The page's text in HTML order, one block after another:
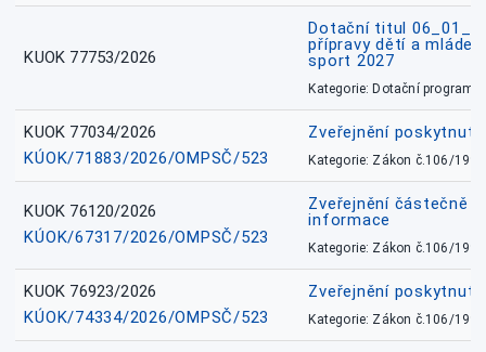
KUOK 77753/2026
Dotační titul
přípravy dětí a
sport 2027
Kategorie: Dotační
KUOK 77034/2026
KÚOK/71883/2026/OMPSČ/523
Zveřejnění
Kategorie: Zákon č.106/1999
KUOK 76120/2026
KÚOK/67317/2026/OMPSČ/523
Zveřejnění částečně
informace
Kategorie: Zákon č.106/1999
KUOK 76923/2026
KÚOK/74334/2026/OMPSČ/523
Zveřejnění
Kategorie: Zákon č.106/1999